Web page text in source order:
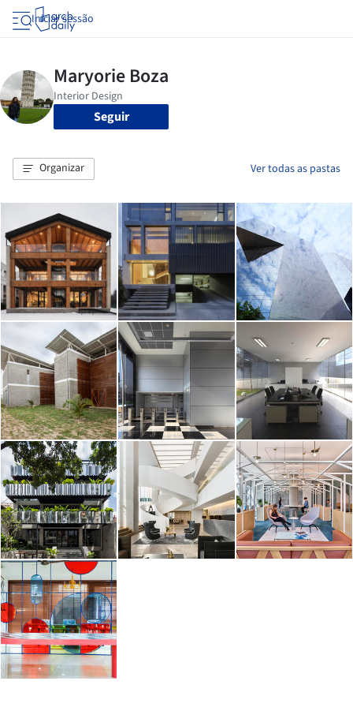
Iniciar sessão
Seguir
Organizar Ver todas as pastas